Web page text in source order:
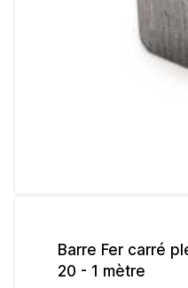
Barre Fer carré
20 - 1 mètre